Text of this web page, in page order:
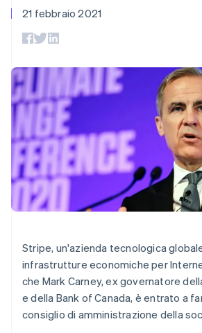
flessibile
Metodi di
Access to 125+
Pagamenti di
persona
Authorization
Boost
Accettazione
ottimizzata
Link
Pagamento
accelerato
Financial
Connections
Conti finanziari
Data Pipeline
dei dati
Altro
Product roadmap
Scopri cosa ti aspetta
Gestione del denaro
Per settore
Aziende di IA
Creator economy
Gaming
Ospitalità, viaggi e
tempo libero
Assicurazione
Media e
intrattenimento
Servizi professionali
amministrazione
Commercio al
Gestire gli
garantite da
Esegui il provisioning
gestisci i servizi con
Risorse
Integrazioni app
Stato dell'API
Roadmap del
Sala stampa
Stripe Press
Recapiti
Contattaci
Diventa nostro
21 febbraio 2021
Stripe, un'azienda tecnologica
infrastrutture economiche per
che Mark Carney, ex governatore
e della Bank of Canada, è entrato a
consiglio di amministrazione della
Australia
Austria
English
Belgio
Nederlands English
Brasile
Português English
Bulgaria
English
Canada
English Français
Cina continentale
English
Croazia
EnglishItaliano
Danimarca
English
Emirati Arabi Uniti